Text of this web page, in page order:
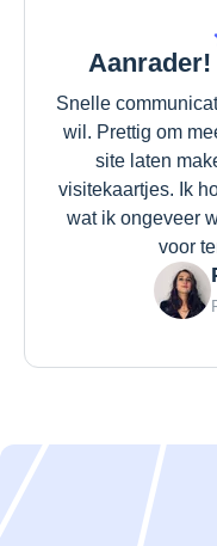
Aanrader!
Snelle
wil. Prettig om
site laten
visitekaartjes. Ik
wat ik ongeveer
voor